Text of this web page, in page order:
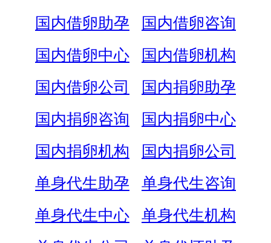
国内借卵助孕
国内借卵咨询
国内借卵中心
国内借卵机构
国内借卵公司
国内捐卵助孕
国内捐卵咨询
国内捐卵中心
国内捐卵机构
国内捐卵公司
单身代生助孕
单身代生咨询
单身代生中心
单身代生机构